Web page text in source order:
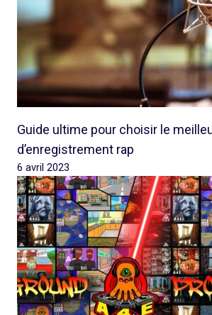
Guide ultime pour choisir le
d’enregistrement rap
6 avril 2023